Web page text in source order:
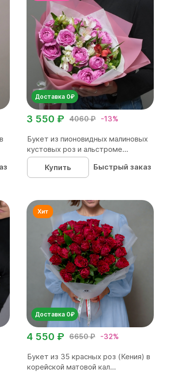
Доставка 0₽
4060 ₽ -13%
3 550 ₽
Букет из пионовидных малиновых
кустовых роз и альстроме...
Купить
Быстрый заказ
Доставка 0₽
6650 ₽ -32%
4 550 ₽
Букет из 35 красных роз (Кения) в
корейской матовой кал...